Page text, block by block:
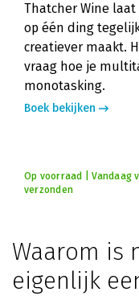
Thatcher Wine
op één ding
creatiever maakt.
vraag hoe je
monotasking.
Boek bekijken
Op voorraad | Vandaag
verzonden
Waarom is
eigenlijk